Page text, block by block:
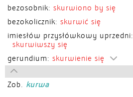
bezosobnik: skurwiono by się
bezokolicznik: skurwić się
imiesłów przysłówkowy uprzedni:
skurwiwszy się
gerundium: skurwienie się
Zob. kurwa